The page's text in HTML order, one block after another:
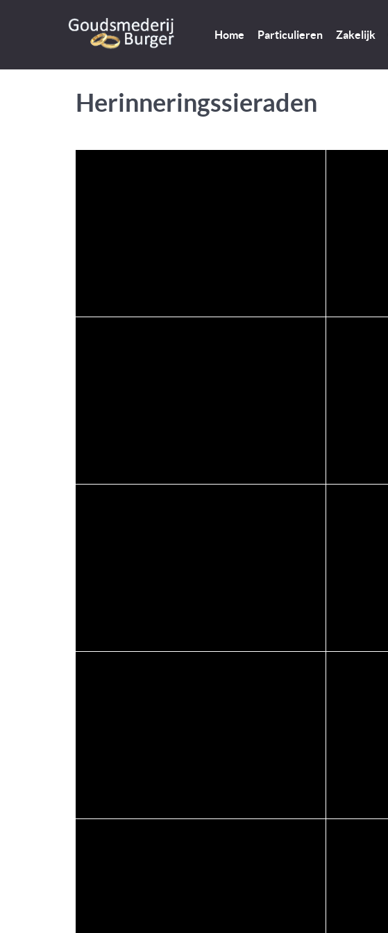
Home Particulieren Zakelijk
Herinneringssieraden